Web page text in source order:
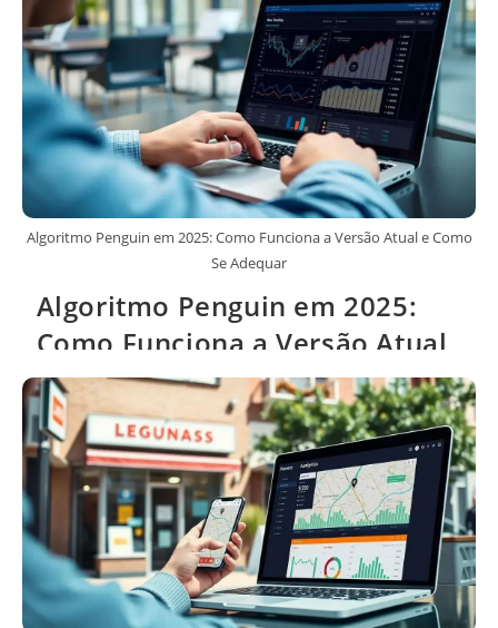
Algoritmo Penguin em 2025: Como Funciona a Versão Atual e Como
Se Adequar
Algoritmo Penguin em 2025:
Como Funciona a Versão Atual
e Como Se Adequar